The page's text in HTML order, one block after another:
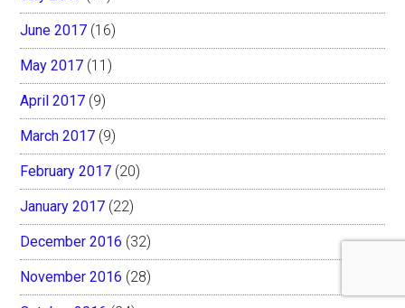
June 2017 (16)
May 2017 (11)
April 2017 (9)
March 2017 (9)
February 2017 (20)
January 2017 (22)
December 2016 (32)
November 2016 (28)